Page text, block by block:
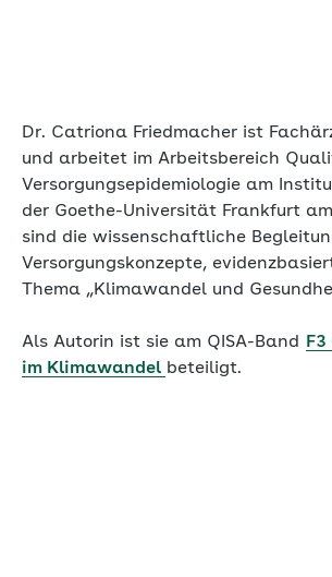
Dr. Catriona Friedmacher ist
und arbeitet im Arbeitsbereich
Versorgungsepidemiologie am
der Goethe-Universität Frankfurt
sind die wissenschaftliche
Versorgungskonzepte,
Thema „Klimawandel und
Als Autorin ist sie am QISA-Band
im Klimawandel beteiligt.